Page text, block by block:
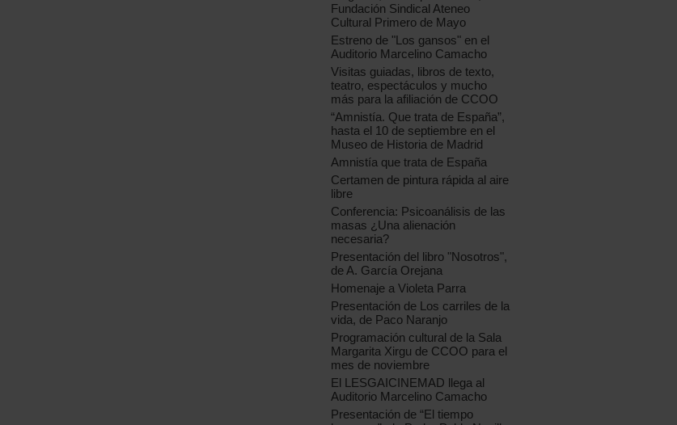
Fundación Sindical Ateneo
Cultural Primero de Mayo
Estreno de "Los gansos" en el
Auditorio Marcelino Camacho
Visitas guiadas, libros de texto,
teatro, espectáculos y mucho
más para la afiliación de CCOO
“Amnistía. Que trata de España”,
hasta el 10 de septiembre en el
Museo de Historia de Madrid
Amnistía que trata de España
Certamen de pintura rápida al aire
libre
Conferencia: Psicoanálisis de las
masas ¿Una alienación
necesaria?
Presentación del libro "Nosotros",
de A. García Orejana
Homenaje a Violeta Parra
Presentación de Los carriles de la
vida, de Paco Naranjo
Programación cultural de la Sala
Margarita Xirgu de CCOO para el
mes de noviembre
El LESGAICINEMAD llega al
Auditorio Marcelino Camacho
Presentación de “El tiempo